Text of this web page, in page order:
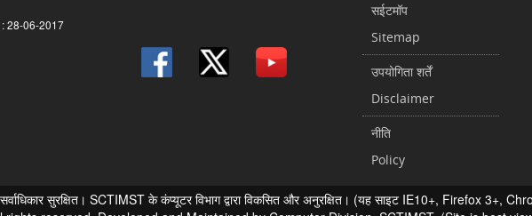
28-06-2017
सईटमॉप
Sitemap
उपयोगिता शर्तें
Disclaimer
नीति
Policy
सुरक्षित। SCTIMST के कंप्यूटर विभाग द्वारा विकसित और अनुरक्षित। (यह साइट IE10+, Firefox 3+,